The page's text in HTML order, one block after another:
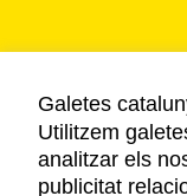
Galetes
Utilitzem
analitzar els
publicitat